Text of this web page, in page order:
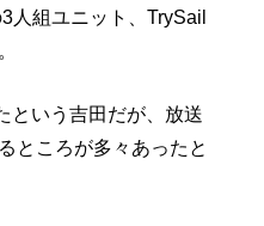
人組ユニット、TrySail
という吉田だが、放送
ところが多々あったと